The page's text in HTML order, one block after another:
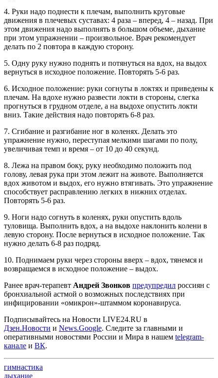
4. Руки надо поднести к плечам, выполнить круговые
движения в плечевых суставах: 4 раза – вперед, 4 – назад. При
этом движения надо выполнять в большом объеме, дыхание
при этом упражнении – произвольное. Врач рекомендует
делать по 2 повтора в каждую сторону.
5. Одну руку нужно поднять и потянуться на вдох, на выдох
вернуться в исходное положение. Повторять 5-6 раз.
6. Исходное положение: руки согнуты в локтях и приведены к
плечам. На вдохе нужно развести локти в стороны, слегка
прогнуться в грудном отделе, а на выдохе опустить локти
вниз. Такие действия надо повторять 6-8 раз.
7. Сгибание и разгибание ног в коленях. Делать это
упражнение нужно, переступая мелкими шагами по полу,
увеличивая темп и время – от 10 до 40 секунд.
8. Лежа на правом боку, руку необходимо положить под
голову, левая рука при этом лежит на животе. Выполняется
вдох животом и выдох, его нужно втягивать. Это упражнение
способствует расправлению легких в нижних отделах.
Повторять 5-6 раз.
9. Ноги надо согнуть в коленях, руки опустить вдоль
туловища. Выполнить вдох, а на выдохе наклонить колени в
левую сторону. После вернуться в исходное положение. Так
нужно делать 6-8 раз подряд.
10. Поднимаем руки через стороны вверх – вдох, тянемся и
возвращаемся в исходное положение – выдох.
Ранее врач-терапевт Андрей Звонков предупредил россиян с
бронхиальной астмой о возможных последствиях при
инфицировании «омикрон»-штаммом коронавируса.
Подписывайтесь на Новости LIVE24.RU в
Дзен.Новости и News.Google. Следите за главными и
оперативными новостями России и Мира в нашем telegram-
канале и ВК.
гимнастика
дыхание